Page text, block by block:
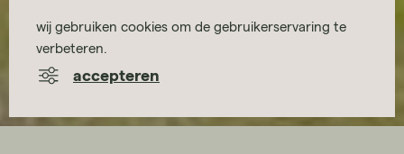
wij gebruiken cookies om de gebruikerservaring te
verbeteren.
accepteren